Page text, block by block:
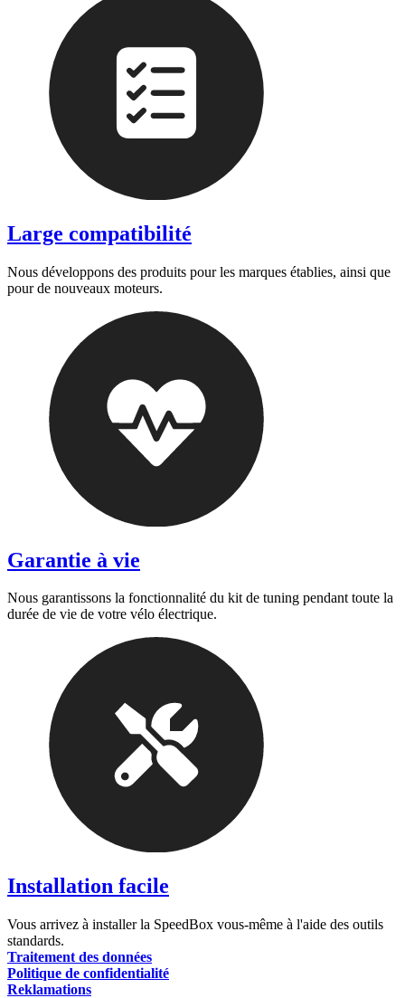
Large compatibilité
Nous développons des produits pour les marques établies, ainsi que
pour de nouveaux moteurs.
Garantie à vie
Nous garantissons la fonctionnalité du kit de tuning pendant toute la
durée de vie de votre vélo électrique.
Installation facile
Vous arrivez à installer la SpeedBox vous-même à l'aide des outils
standards.
Traitement des données
Politique de confidentialité
Reklamations